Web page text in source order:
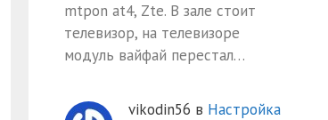
mtpon at4, Zte. В зале стоит
телевизор, на телевизоре
модуль вайфай перестал…
vikodin56 в Настройка